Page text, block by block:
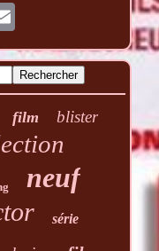
film blister
neuf
série